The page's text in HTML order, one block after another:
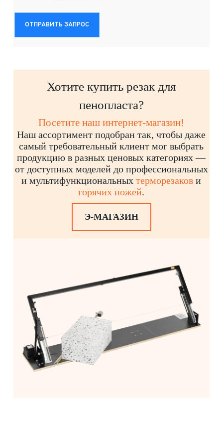
ОТПРАВИТЬ ЗАПРОС
Хотите купить резак для
пенопласта?
Посетите наш интернет-магазин!
Наш ассортимент подобран так, чтобы даже
самый требовательный клиент мог выбрать
продукцию в разных ценовых категориях —
от доступных моделей до профессиональных
и мультифункциональныхтерморезаков и
горячих ножей.
Э-МАГАЗИН